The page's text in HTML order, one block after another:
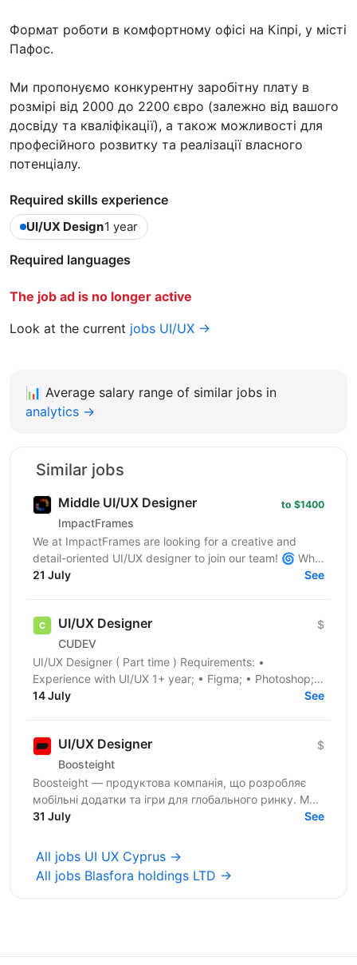
Формат роботи в комфортному офісі на Кіпрі, у місті
Пафос.
Ми пропонуємо конкурентну заробітну плату в
розмірі від 2000 до 2200 євро (залежно від вашого
досвіду та кваліфікації), а також можливості для
професійного розвитку та реалізації власного
потенціалу.
Required skills experience
UI/UX Design1 year
Required languages
The job ad is no longer active
Look at the current jobs UI/UX →
📊 Average salary range of similar jobs in
analytics →
Similar jobs
Middle UI/UX Designer
ImpactFrames
to $1400
We at ImpactFrames are looking for a creative and
detail-oriented UI/UX designer to join our team! 🌀 Who
we are: ImpactFrames is a motion design studio...
21 July See
UI/UX Designer
CUDEV
$
UI/UX Designer ( Part time ) Requirements: •
Experience with UI/UX 1+ year; • Figma; • Photoshop; •
Illustrator; • User research; • Guidelines; •...
14 July See
UI/UX Designer
Boosteight
$
Boosteight — продуктова компанія, що розробляє
мобільні додатки та ігри для глобального ринку. Ми
не просто запускаємо рекламу — ми будуємо
31 July See
All jobs UI UX Cyprus →
All jobs Blasfora holdings LTD →